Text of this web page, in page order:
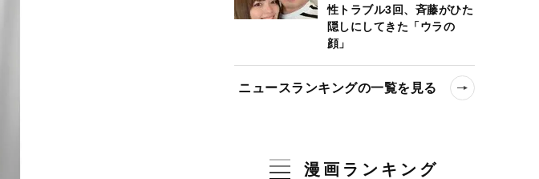
性トラブル3回、斉藤がひた
隠しにしてきた「ウラの
顔」
ニュースランキングの一覧を見る
漫画ランキング